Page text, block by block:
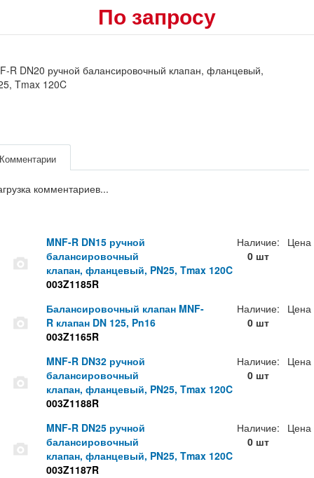
По запросу
R DN20 ручной балансировочный клапан, фланцевый,
Tmax 120C
комментариев...
MNF-R DN15 ручной
балансировочный
клапан, фланцевый, PN25, Tmax 120C
003Z1185R
Наличие:
0 шт
Цена
Балансировочный клапан MNF-
R клапан DN 125, Pn16
003Z1165R
Наличие:
0 шт
Цена
MNF-R DN32 ручной
балансировочный
клапан, фланцевый, PN25, Tmax 120C
003Z1188R
Наличие:
0 шт
Цена
MNF-R DN25 ручной
балансировочный
клапан, фланцевый, PN25, Tmax 120C
003Z1187R
Наличие:
0 шт
Цена